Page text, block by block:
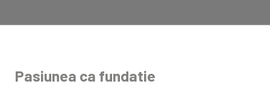
Pasiunea ca fundatie